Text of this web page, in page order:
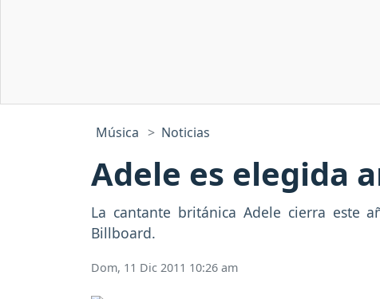
Música Noticias
Adele es elegida
La cantante británica Adele cierra este
Billboard.
Dom, 11 Dic 2011 10:26 am